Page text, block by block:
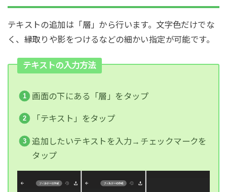
テキストの追加は「層」から行います。文字色だけでな
く、縁取りや影をつけるなどの細かい指定が可能です。
テキストの入力方法
画面の下にある「層」をタップ
「テキスト」をタップ
追加したいテキストを入力→チェックマークを
タップ